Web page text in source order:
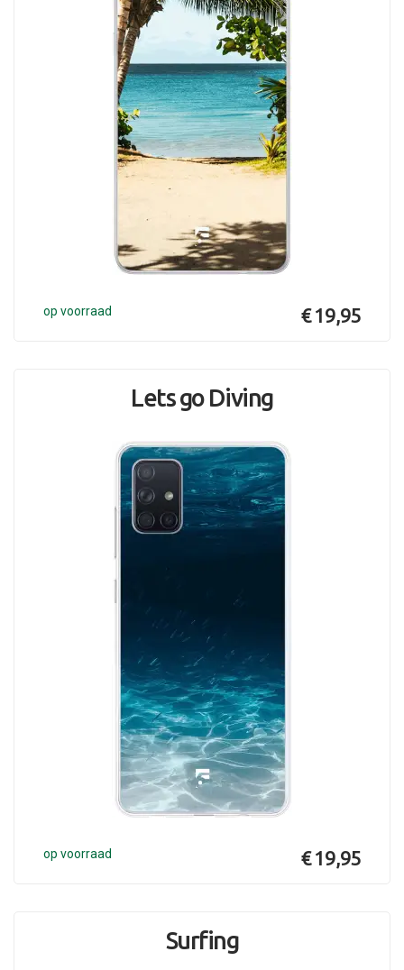
op voorraad € 19,95
Lets go Diving
op voorraad € 19,95
Surfing